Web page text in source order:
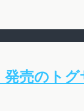
発売のト